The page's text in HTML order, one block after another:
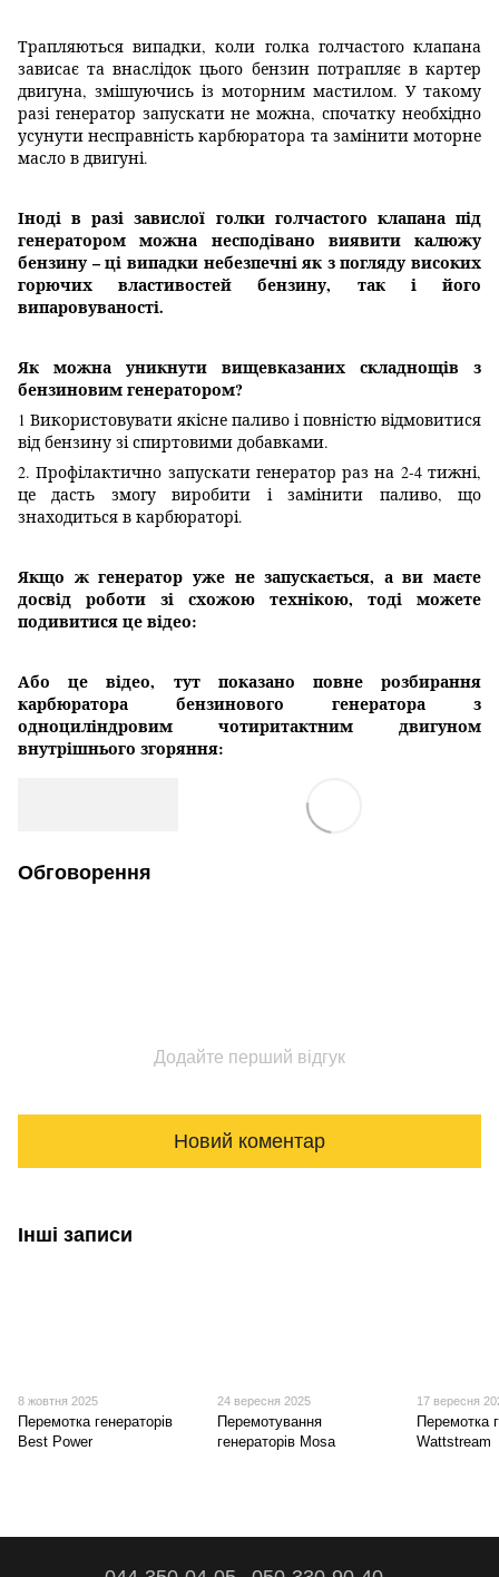
Трапляються випадки, коли голка голчастого клапана
зависає та внаслідок цього бензин потрапляє в картер
двигуна, змішуючись із моторним мастилом. У такому
разі генератор запускати не можна, спочатку необхідно
усунути несправність карбюратора та замінити моторне
масло в двигуні.
Іноді в разі завислої голки голчастого клапана під
генератором можна несподівано виявити калюжу
бензину – ці випадки небезпечні як з погляду високих
горючих властивостей бензину, так і його
випаровуваності.
Як можна уникнути вищевказаних складнощів з
бензиновим генератором?
1 Використовувати якісне паливо і повністю відмовитися
від бензину зі спиртовими добавками.
2. Профілактично запускати генератор раз на 2-4 тижні,
це дасть змогу виробити і замінити паливо, що
знаходиться в карбюраторі.
Якщо ж генератор уже не запускається, а ви маєте
досвід роботи зі схожою технікою, тоді можете
подивитися це відео:
Або це відео, тут показано повне розбирання
карбюратора бензинового генератора з
одноциліндровим чотиритактним двигуном
внутрішнього згоряння:
Обговорення
Додайте перший відгук
Новий коментар
Інші записи
8 жовтня 2025
Перемотка генераторів
Best Power
24 вересня 2025
Перемотування
генераторів Mosa
17 вересня
Перемотка
Wattstream